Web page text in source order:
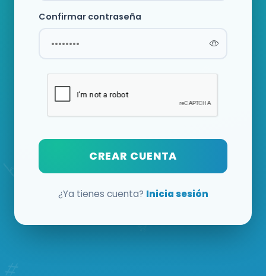
Confirmar contraseña
CREAR CUENTA
¿Ya tienes cuenta? Inicia sesión